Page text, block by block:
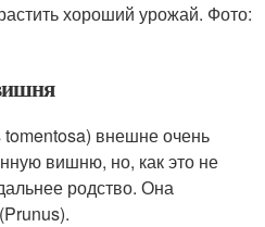
хороший урожай. Фото:
внешне очень
вишню, но, как это не
родство. Она